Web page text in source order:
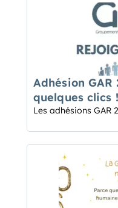
Adhésion GAR
quelques clics !
Les adhésions GAR